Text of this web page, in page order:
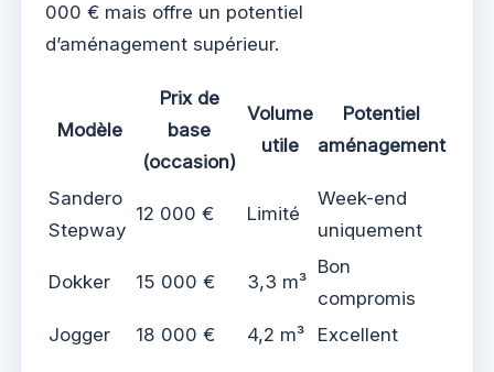
000 € mais offre un potentiel
d’aménagement supérieur.
Modèle
Prix de
base
(occasion)
Volume
utile
Potentiel
aménagement
Sandero
Stepway
12 000 € Limité
Week-end
uniquement
Dokker 15 000 € 3,3 m³
Bon
compromis
Jogger
18 000 € 4,2 m³ Excellent